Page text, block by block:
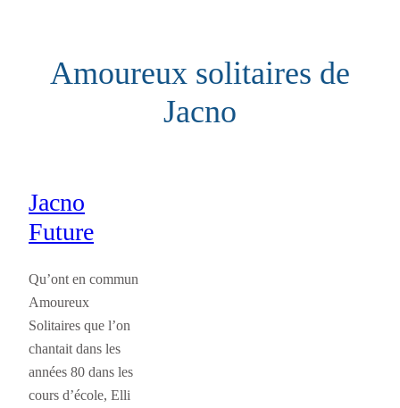
Amoureux solitaires de
Jacno
Jacno
Future
Qu’ont en commun
Amoureux
Solitaires que l’on
chantait dans les
années 80 dans les
cours d’école, Elli